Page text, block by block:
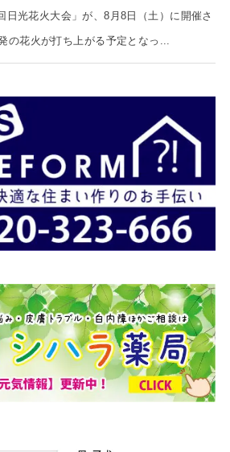
日光花火大会」が、8月8日（土）に開催さ
の花火が打ち上がる予定となっ...